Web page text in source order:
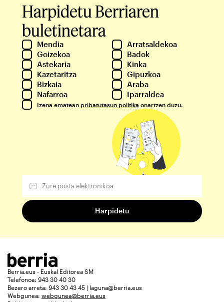
Harpidetu Berriaren
buletinetara
Mendia
Arratsaldekoa
Goizekoa
Badok
Astekaria
Kinka
Kazetaritza
Gipuzkoa
Bizkaia
Araba
Nafarroa
Iparraldea
Izena ematean pribatutasun politika onartzen duzu.
Berria.eus - Euskal Editorea SM
Telefonoa: 943 30 40 30
Bezero arreta: 943 30 43 45 | laguna@berria.eus
Webgunea: webgunea@berria.eus